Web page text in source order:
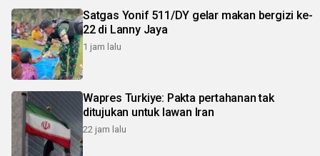
Satgas Yonif 511/DY gelar makan bergizi ke-
22 di Lanny Jaya
1 jam lalu
Wapres Turkiye: Pakta pertahanan tak
ditujukan untuk lawan Iran
22 jam lalu